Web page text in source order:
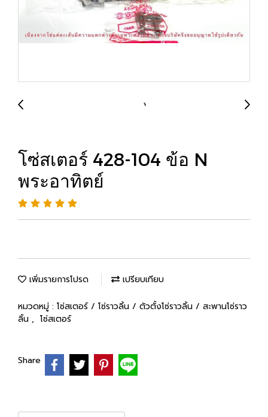
โซ่สเตอร์ 428-104 ข้อ N
พระอาทิตย์
เพิ่มรายการโปรด เปรียบเทียบ
หมวดหมู่ : โซ่สเตอร์ / โซ่ราวลิ้น / ตัวตั้งโซ่ราวลิ้น / สะพานโซ่ราว
ลิ้น , โซ่สเตอร์
Share